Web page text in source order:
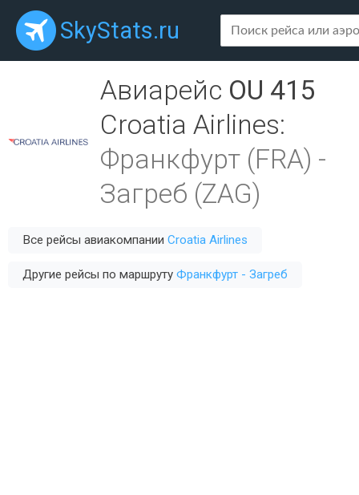
SkyStats.ru
Авиарейс OU 415
Croatia Airlines:
Франкфурт (FRA) -
Загреб (ZAG)
Все рейсы авиакомпании Croatia Airlines
Другие рейсы по маршруту Франкфурт - Загреб